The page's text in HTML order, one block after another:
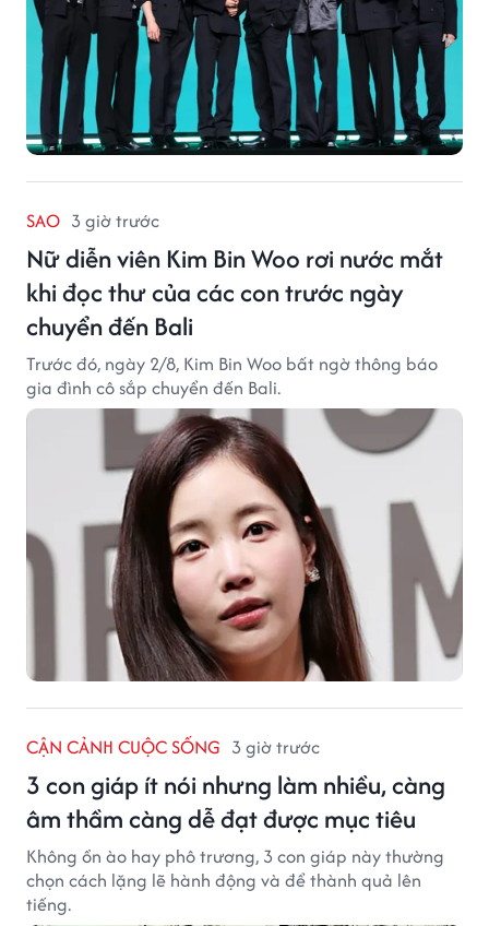
SAO 3 giờ trước
Nữ diễn viên Kim Bin Woo rơi nước mắt
khi đọc thư của các con trước ngày
chuyển đến Bali
Trước đó, ngày 2/8, Kim Bin Woo bất ngờ thông báo
gia đình cô sắp chuyển đến Bali.
CẬN CẢNH CUỘC SỐNG 3 giờ trước
3 con giáp ít nói nhưng làm nhiều, càng
âm thầm càng dễ đạt được mục tiêu
Không ồn ào hay phô trương, 3 con giáp này thường
chọn cách lặng lẽ hành động và để thành quả lên
tiếng.